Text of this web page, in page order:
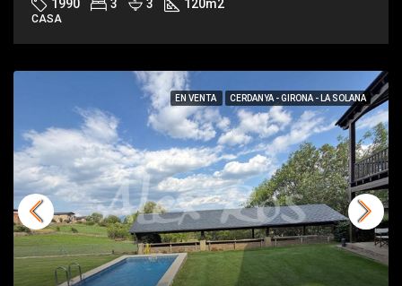
1990 3 3 120m2
CASA
EN VENTA CERDANYA - GIRONA - LA SOLANA